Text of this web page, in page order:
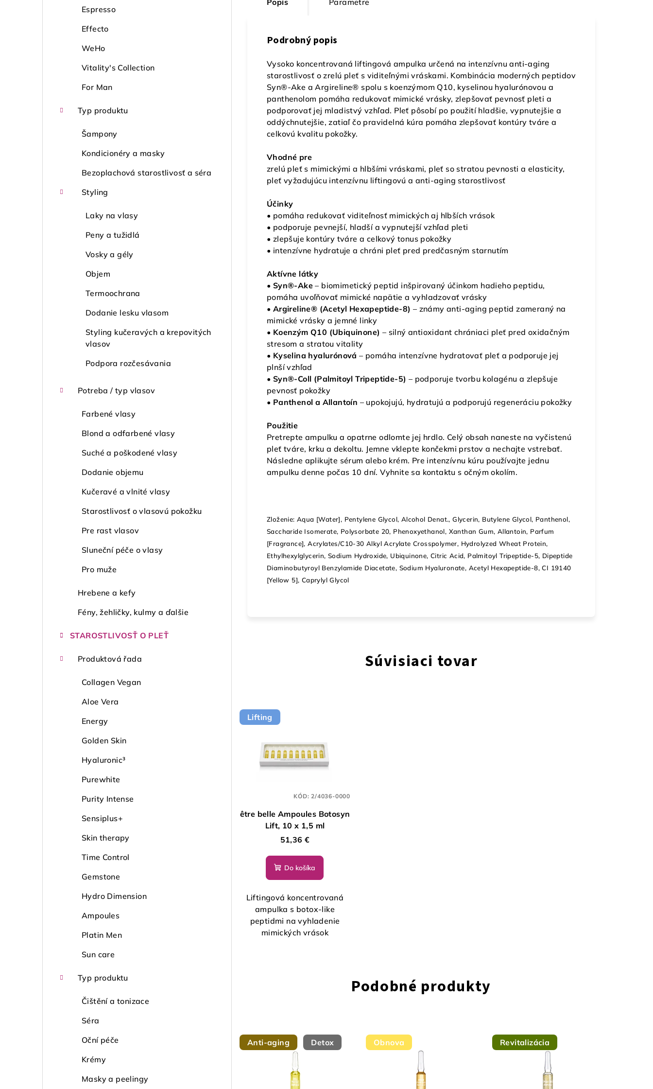
Espresso
Effecto
WeHo
Vitality's Collection
For Man
Typ produktu
Šampony
Kondicionéry a masky
Bezoplachová starostlivosť a séra
Styling
Laky na vlasy
Peny a tužidlá
Vosky a gély
Objem
Termoochrana
Dodanie lesku vlasom
Styling kučeravých a krepovitých
vlasov
Podpora rozčesávania
Potreba / typ vlasov
Farbené vlasy
Blond a odfarbené vlasy
Suché a poškodené vlasy
Dodanie objemu
Kučeravé a vlnité vlasy
Starostlivosť o vlasovú pokožku
Pre rast vlasov
Sluneční péče o vlasy
Pro muže
Hrebene a kefy
Fény, žehličky, kulmy a ďalšie
STAROSTLIVOSŤ O PLEŤ
Produktová řada
Collagen Vegan
Aloe Vera
Energy
Golden Skin
Hyaluronic³
Purewhite
Purity Intense
Sensiplus+
Skin therapy
Time Control
Gemstone
Hydro Dimension
Ampoules
Platin Men
Sun care
Typ produktu
Čištění a tonizace
Séra
Oční péče
Krémy
Masky a peelingy
Podrobný popis
Vysoko koncentrovaná liftingová ampulka určená na intenzívnu anti-aging
starostlivosť o zrelú pleť s viditeľnými vráskami. Kombinácia moderných peptidov
Syn®-Ake a Argireline® spolu s koenzýmom Q10, kyselinou hyalurónovou a
panthenolom pomáha redukovať mimické vrásky, zlepšovať pevnosť pleti a
podporovať jej mladistvý vzhľad. Pleť pôsobí po použití hladšie, vypnutejšie a
oddýchnutejšie, zatiaľ čo pravidelná kúra pomáha zlepšovať kontúry tváre a
celkovú kvalitu pokožky.
Vhodné pre
zrelú pleť s mimickými a hlbšími vráskami, pleť so stratou pevnosti a elasticity,
pleť vyžadujúcu intenzívnu liftingovú a anti-aging starostlivosť
Účinky
• pomáha redukovať viditeľnosť mimických aj hlbších vrások
• podporuje pevnejší, hladší a vypnutejší vzhľad pleti
• zlepšuje kontúry tváre a celkový tonus pokožky
• intenzívne hydratuje a chráni pleť pred predčasným starnutím
Aktívne látky
• Syn®-Ake – biomimetický peptid inšpirovaný účinkom hadieho peptidu,
pomáha uvoľňovať mimické napätie a vyhladzovať vrásky
• Argireline® (Acetyl Hexapeptide-8) – známy anti-aging peptid zameraný na
mimické vrásky a jemné linky
• Koenzým Q10 (Ubiquinone) – silný antioxidant chrániaci pleť pred oxidačným
stresom a stratou vitality
• Kyselina hyalurónová – pomáha intenzívne hydratovať pleť a podporuje jej
plnší vzhľad
• Syn®-Coll (Palmitoyl Tripeptide-5) – podporuje tvorbu kolagénu a zlepšuje
pevnosť pokožky
• Panthenol a Allantoín – upokojujú, hydratujú a podporujú regeneráciu pokožky
Použitie
Pretrepte ampulku a opatrne odlomte jej hrdlo. Celý obsah naneste na vyčistenú
pleť tváre, krku a dekoltu. Jemne vklepte končekmi prstov a nechajte vstrebať.
Následne aplikujte sérum alebo krém. Pre intenzívnu kúru používajte jednu
ampulku denne počas 10 dní. Vyhnite sa kontaktu s očným okolím.
Zloženie: Aqua [Water], Pentylene Glycol, Alcohol Denat., Glycerin, Butylene Glycol, Panthenol,
Saccharide Isomerate, Polysorbate 20, Phenoxyethanol, Xanthan Gum, Allantoin, Parfum
[Fragrance], Acrylates/C10-30 Alkyl Acrylate Crosspolymer, Hydrolyzed Wheat Protein,
Ethylhexylglycerin, Sodium Hydroxide, Ubiquinone, Citric Acid, Palmitoyl Tripeptide-5, Dipeptide
Diaminobutyroyl Benzylamide Diacetate, Sodium Hyaluronate, Acetyl Hexapeptide-8, CI 19140
[Yellow 5], Caprylyl Glycol
Súvisiaci tovar
Lifting
être belle Ampoules Botosyn
Lift, 10 x 1,5 ml
51,36 €
Do košíka
Liftingová koncentrovaná
ampulka s botox-like
peptidmi na vyhladenie
mimických vrások
KÓD:2/4036-0000
Podobné produkty
Anti-aging Detox Obnova Revitalizácia